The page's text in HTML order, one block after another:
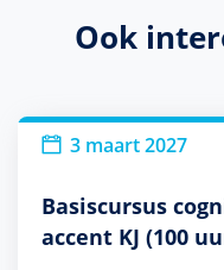
Ook
3 maart 2027
Basiscursus
accent KJ (100